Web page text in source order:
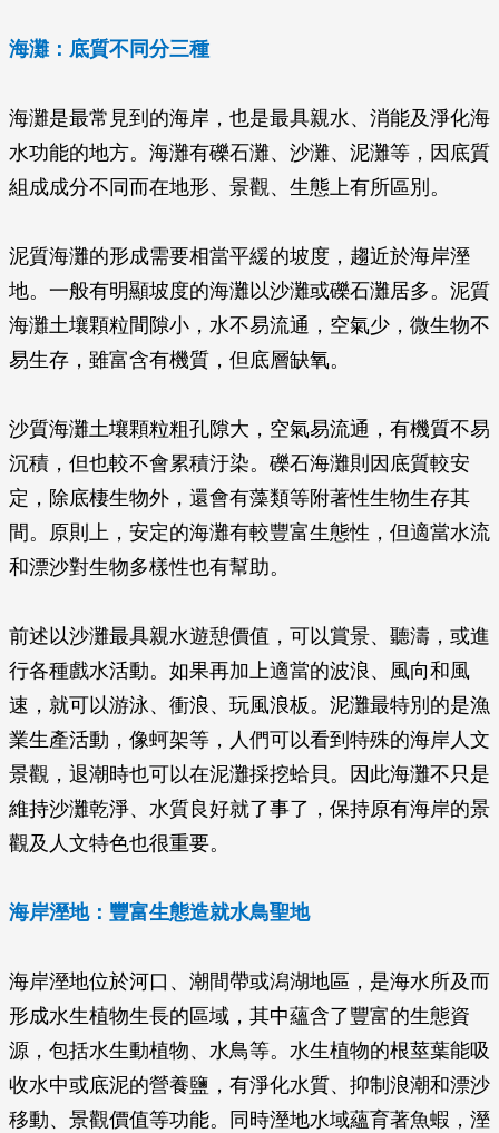
海灘：底質不同分三種
海灘是最常見到的海岸，也是最具親水、消能及淨化海
水功能的地方。海灘有礫石灘、沙灘、泥灘等，因底質
組成成分不同而在地形、景觀、生態上有所區別。
泥質海灘的形成需要相當平緩的坡度，趨近於海岸溼
地。一般有明顯坡度的海灘以沙灘或礫石灘居多。泥質
海灘土壤顆粒間隙小，水不易流通，空氣少，微生物不
易生存，雖富含有機質，但底層缺氧。
沙質海灘土壤顆粒粗孔隙大，空氣易流通，有機質不易
沉積，但也較不會累積汙染。礫石海灘則因底質較安
定，除底棲生物外，還會有藻類等附著性生物生存其
間。原則上，安定的海灘有較豐富生態性，但適當水流
和漂沙對生物多樣性也有幫助。
前述以沙灘最具親水遊憩價值，可以賞景、聽濤，或進
行各種戲水活動。如果再加上適當的波浪、風向和風
速，就可以游泳、衝浪、玩風浪板。泥灘最特別的是漁
業生產活動，像蚵架等，人們可以看到特殊的海岸人文
景觀，退潮時也可以在泥灘採挖蛤貝。因此海灘不只是
維持沙灘乾淨、水質良好就了事了，保持原有海岸的景
觀及人文特色也很重要。
海岸溼地：豐富生態造就水鳥聖地
海岸溼地位於河口、潮間帶或潟湖地區，是海水所及而
形成水生植物生長的區域，其中蘊含了豐富的生態資
源，包括水生動植物、水鳥等。水生植物的根莖葉能吸
收水中或底泥的營養鹽，有淨化水質、抑制浪潮和漂沙
移動、景觀價值等功能。同時溼地水域蘊育著魚蝦，溼